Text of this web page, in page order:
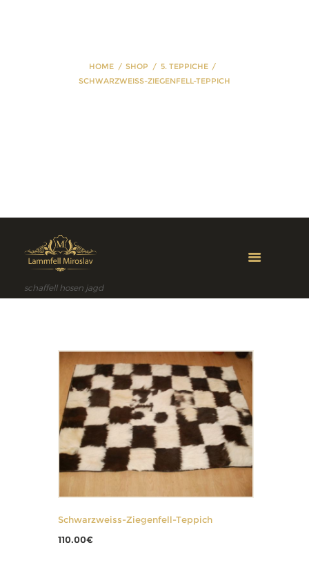
HOME SHOP
5. TEPPICHE
SCHWARZWEISS-ZIEGENFELL-TEPPICH
schaffell hosen jagd
Schwarzweiss-Ziegenfell-Teppich
110.00€